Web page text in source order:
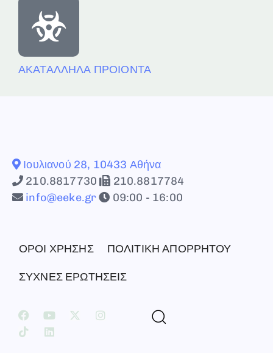
ΑΚΑΤΑΛΛΗΛΑ ΠΡΟΙΟΝΤΑ
Ιουλιανού 28, 10433 Αθήνα
210.8817730
210.8817784
info@eeke.gr
09:00 - 16:00
ΟΡΟΙ ΧΡΗΣΗΣ ΠΟΛΙΤΙΚΗ ΑΠΟΡΡΗΤΟΥ
ΣΥΧΝΕΣ ΕΡΩΤΗΣΕΙΣ